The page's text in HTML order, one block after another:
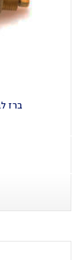
ברז